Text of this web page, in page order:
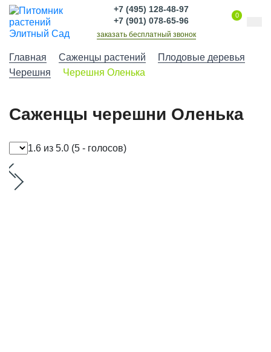
+7 (495) 128-48-97
+7 (901) 078-65-96
заказать бесплатный звонок
0
Главная Саженцы растений
Плодовые деревья
Черешня
Черешня Оленька
Саженцы черешни Оленька
1.6 из 5.0 (5 - голосов)